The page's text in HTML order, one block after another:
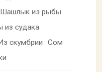
Шашлык из рыбы
из судака
скумбрии
Сом